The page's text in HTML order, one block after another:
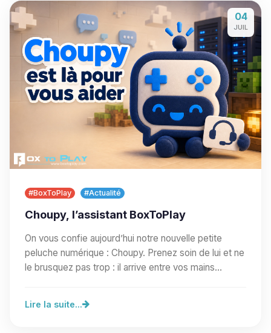
04
JUIL
#BoxToPlay #Actualité
Choupy, l’assistant BoxToPlay
On vous confie aujourd’hui notre nouvelle petite
peluche numérique : Choupy. Prenez soin de lui et ne
le brusquez pas trop : il arrive entre vos mains…
Lire la suite...